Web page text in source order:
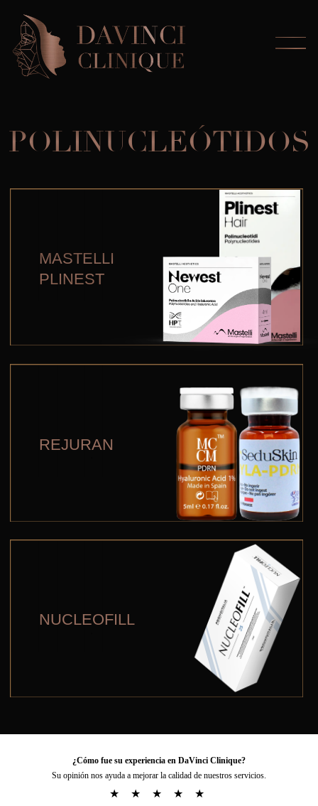
NUCLEOFILL
¿Cómo fue su experiencia en DaVinci Clinique?
Su opinión nos ayuda a mejorar la calidad de nuestros servicios.
★ ★ ★ ★ ★